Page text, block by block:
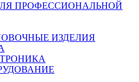
ПРОФЕССИОНАЛЬНОЙ
ИЗДЕЛИЯ